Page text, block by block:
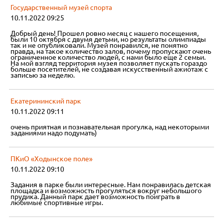
Государственный музей спорта
10.11.2022 09:25
Добрый день! Прошел ровно месяц с нашего посещения,
были 10 октября с двумя детьми, но результаты олимпиады
так и не опубликовали. Музей понравился, не понятно
правда, на такое количество залов, почему пропускают очень
ограниченное количество людей, с нами было еще 2 семьи.
На мой взгляд территория музея позволяет пускать гораздо
больше посетителей, не создавая искусственный ажиотаж с
записью за неделю.
Екатерининский парк
10.11.2022 09:11
очень приятная и познавательная прогулка, над некоторыми
заданиями надо подумать)
ПКиО «Ходынское поле»
10.11.2022 09:10
Задания в парке были интересные. Нам понравилась детская
площадка и возможность прогуляться вокруг небольшого
прудика. Данный парк дает возможность поиграть в
любимые спортивные игры.